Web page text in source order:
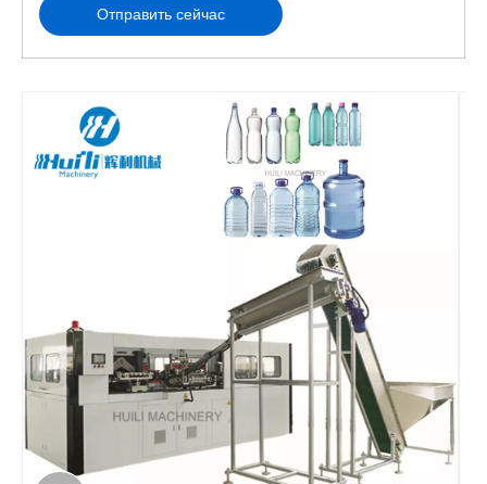
Отправить сейчас